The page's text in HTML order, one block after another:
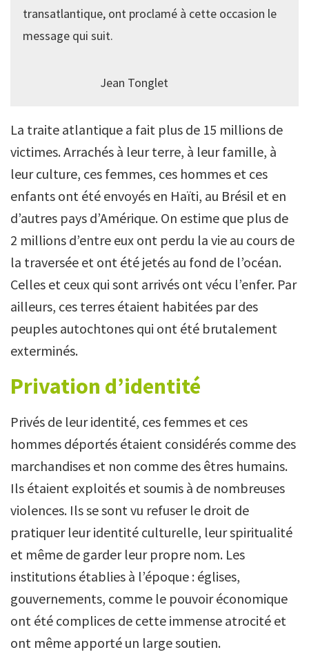
transatlantique, ont proclamé à cette occasion le
message qui suit.
Jean Tonglet
La traite atlantique a fait plus de 15 millions de
victimes. Arrachés à leur terre, à leur famille, à
leur culture, ces femmes, ces hommes et ces
enfants ont été envoyés en Haïti, au Brésil et en
d’autres pays d’Amérique. On estime que plus de
2 millions d’entre eux ont perdu la vie au cours de
la traversée et ont été jetés au fond de l’océan.
Celles et ceux qui sont arrivés ont vécu l’enfer. Par
ailleurs, ces terres étaient habitées par des
peuples autochtones qui ont été brutalement
exterminés.
Privation d’identité
Privés de leur identité, ces femmes et ces
hommes déportés étaient considérés comme des
marchandises et non comme des êtres humains.
Ils étaient exploités et soumis à de nombreuses
violences. Ils se sont vu refuser le droit de
pratiquer leur identité culturelle, leur spiritualité
et même de garder leur propre nom. Les
institutions établies à l’époque : églises,
gouvernements, comme le pouvoir économique
ont été complices de cette immense atrocité et
ont même apporté un large soutien.